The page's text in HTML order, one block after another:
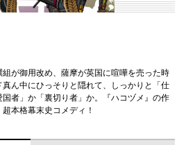
が御用改め、薩摩が英国に喧嘩を売った時
ん中にひっそりと隠れて、しっかりと「仕
者」か「裏切り者」か。『ハコヅメ』の作
本格幕末史コメディ！